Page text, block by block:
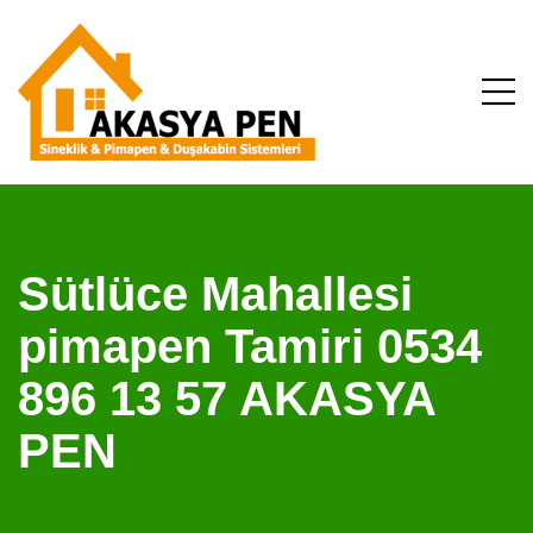
Sütlüce Mahallesi
pimapen Tamiri 0534
896 13 57 AKASYA
PEN